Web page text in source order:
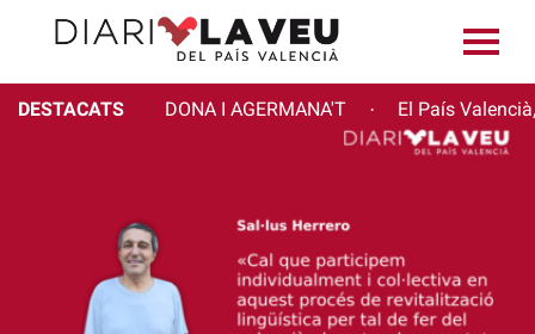
DESTACATS DONA I AGERMANA'T · El País